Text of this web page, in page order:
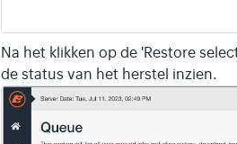
Na het klikken op de 'Restore
de status van het herstel inzien.